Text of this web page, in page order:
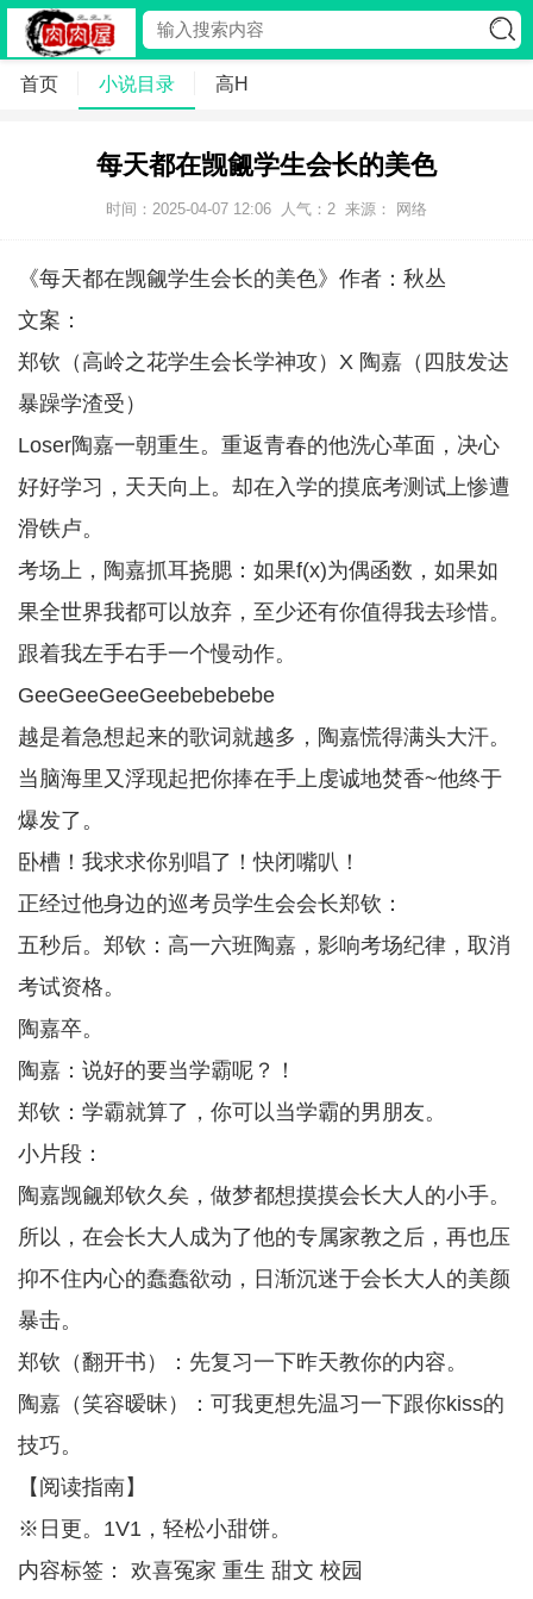
首页 小说目录 高H
每天都在觊觎学生会长的美色
时间：2025-04-07 12:06 人气： 2 来源： 网络
《每天都在觊觎学生会长的美色》作者：秋丛
文案：
郑钦（高岭之花学生会长学神攻）X 陶嘉（四肢发达
暴躁学渣受）
Loser陶嘉一朝重生。重返青春的他洗心革面，决心
好好学习，天天向上。却在入学的摸底考测试上惨遭
滑铁卢。
考场上，陶嘉抓耳挠腮：如果f(x)为偶函数，如果如
果全世界我都可以放弃，至少还有你值得我去珍惜。
跟着我左手右手一个慢动作。
GeeGeeGeeGeebebebebe
越是着急想起来的歌词就越多，陶嘉慌得满头大汗。
当脑海里又浮现起把你捧在手上虔诚地焚香~他终于
爆发了。
卧槽！我求求你别唱了！快闭嘴叭！
正经过他身边的巡考员学生会会长郑钦：
五秒后。郑钦：高一六班陶嘉，影响考场纪律，取消
考试资格。
陶嘉卒。
陶嘉：说好的要当学霸呢？！
郑钦：学霸就算了，你可以当学霸的男朋友。
小片段：
陶嘉觊觎郑钦久矣，做梦都想摸摸会长大人的小手。
所以，在会长大人成为了他的专属家教之后，再也压
抑不住内心的蠢蠢欲动，日渐沉迷于会长大人的美颜
暴击。
郑钦（翻开书）：先复习一下昨天教你的内容。
陶嘉（笑容暧昧）：可我更想先温习一下跟你kiss的
技巧。
【阅读指南】
※日更。1V1，轻松小甜饼。
内容标签： 欢喜冤家 重生 甜文 校园